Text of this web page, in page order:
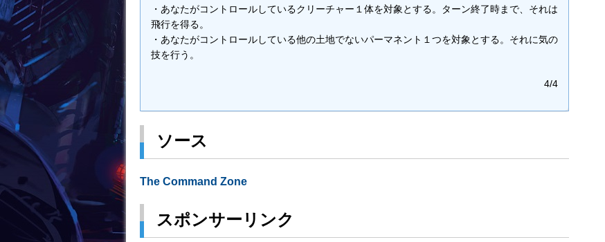
・あなたがコントロールしているクリーチャー１体を対象とする。ターン終了時まで、それは
飛行を得る。
・あなたがコントロールしている他の土地でないパーマネント１つを対象とする。それに気の
技を行う。
4/4
ソース
The Command Zone
スポンサーリンク